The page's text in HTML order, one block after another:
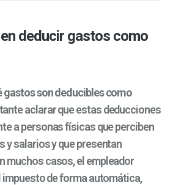
deducir gastos como
gastos son deducibles como
aclarar que estas deducciones
a personas físicas que perciben
y salarios y que presentan
muchos casos, el empleador
impuesto de forma automática,